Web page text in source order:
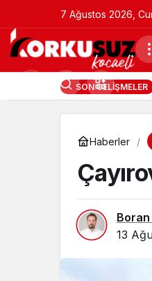
7 Ağustos 2026,
SON GELIŞMELER
Haberler
13